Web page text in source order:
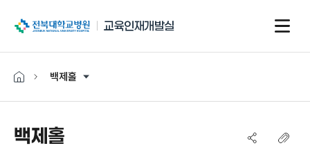
전북대학교병원
교육인재개발실
백제홀
백제홀